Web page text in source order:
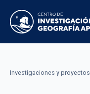
Investigaciones y proyectos